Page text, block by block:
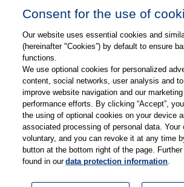
Karriere
Kontakt
Web-Semniare
Anwenderberichte
Partner
Consent for the use of
Our website uses essential cookies and
(hereinafter "Cookies”) by default to ensure
functions.
We use optional cookies for personalized
content, social networks, user analysis and
improve website navigation and our marketing
performance efforts. By clicking “Accept”,
the using of optional cookies on your device
associated processing of personal data. Your
voluntary, and you can revoke it at any time
button at the bottom right of the page.
found in ourdata protection information.